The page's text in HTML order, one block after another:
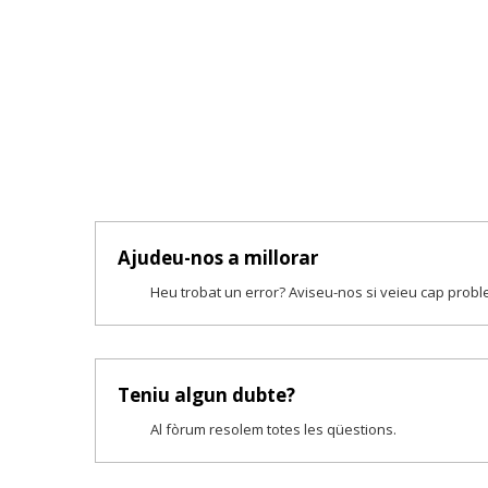
Ajudeu-nos a millorar
Heu trobat un error? Aviseu-nos si veieu cap
Teniu algun dubte?
Al fòrum resolem totes les qüestions.